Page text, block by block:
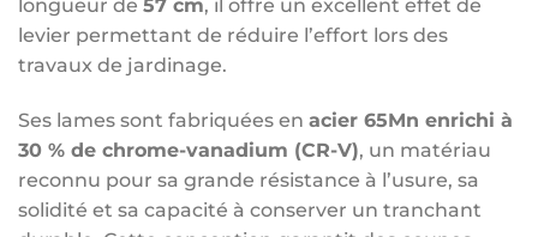
longueur de 57 cm, il offre un excellent effet de
levier permettant de réduire l’effort lors des
travaux de jardinage.
Ses lames sont fabriquées en acier 65Mn enrichi à
30 % de chrome-vanadium (CR-V), un matériau
reconnu pour sa grande résistance à l’usure, sa
solidité et sa capacité à conserver un tranchant